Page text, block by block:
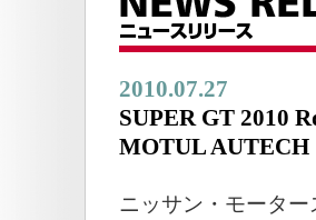
2010.07.27
SUPER GT 2010
MOTUL
ニッサン・モータ